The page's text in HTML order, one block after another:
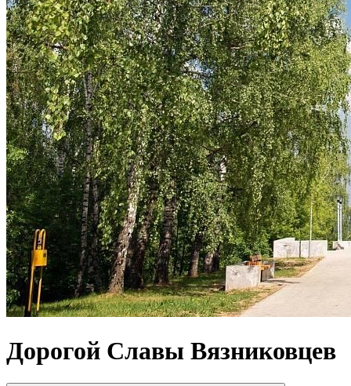
Дорогой Славы Вязниковцев